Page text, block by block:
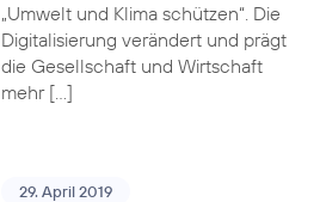
„Umwelt und Klima schützen“. Die
Digitalisierung verändert und prägt
die Gesellschaft und Wirtschaft
mehr […]
29. April 2019